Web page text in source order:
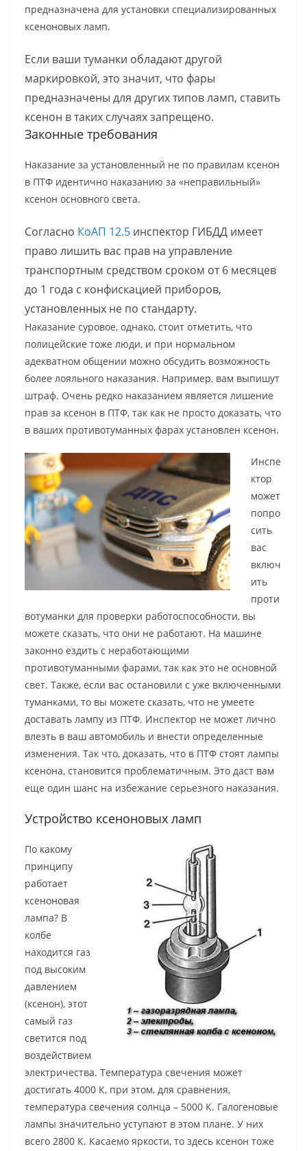
предназначена для установки специализированных
ксеноновых ламп.
Если ваши туманки обладают другой
маркировкой, это значит, что фары
предназначены для других типов ламп, ставить
ксенон в таких случаях запрещено.
Законные требования
Наказание за установленный не по правилам ксенон
в ПТФ идентично наказанию за «неправильный»
ксенон основного света.
Согласно КоАП 12.5 инспектор ГИБДД имеет
право лишить вас прав на управление
транспортным средством сроком от 6 месяцев
до 1 года с конфискацией приборов,
установленных не по стандарту.
Наказание суровое, однако, стоит отметить, что
полицейские тоже люди, и при нормальном
адекватном общении можно обсудить возможность
более лояльного наказания. Например, вам выпишут
штраф. Очень редко наказанием является лишение
прав за ксенон в ПТФ, так как не просто доказать, что
в ваших противотуманных фарах установлен ксенон.
Инспе
ктор
может
попро
сить
вас
включ
ить
проти
вотуманки для проверки работоспособности, вы
можете сказать, что они не работают. На машине
законно ездить с неработающими
противотуманными фарами, так как это не основной
свет. Также, если вас остановили с уже включенными
туманками, то вы можете сказать, что не умеете
доставать лампу из ПТФ. Инспектор не может лично
влезть в ваш автомобиль и внести определенные
изменения. Так что, доказать, что в ПТФ стоят лампы
ксенона, становится проблематичным. Это даст вам
еще один шанс на избежание серьезного наказания.
Устройство ксеноновых ламп
По какому
принципу
работает
ксеноновая
лампа? В
колбе
находится газ
под высоким
давлением
(ксенон), этот
самый газ
светится под
воздействием
электричества. Температура свечения может
достигать 4000 К, при этом, для сравнения,
температура свечения солнца – 5000 К. Галогеновые
лампы значительно уступают в этом плане. У них
всего 2800 К. Касаемо яркости, то здесь ксенон тоже